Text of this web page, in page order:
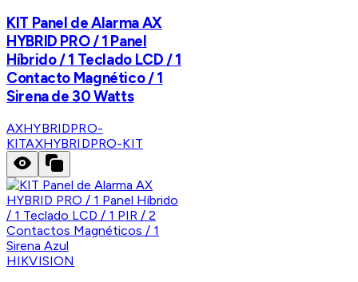
KIT Panel de Alarma AX
HYBRID PRO / 1 Panel
Híbrido / 1 Teclado LCD / 1
Contacto Magnético / 1
Sirena de 30 Watts
AXHYBRIDPRO-
KITAXHYBRIDPRO-KIT
HIKVISION